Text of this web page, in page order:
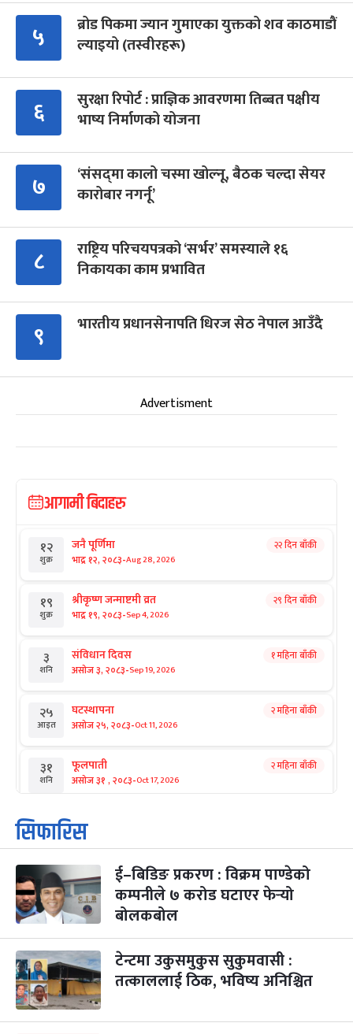
५
ब्रोड पिकमा ज्यान गुमाएका युक्तको शव काठमाडौं
ल्याइयो (तस्वीरहरू)
६
सुरक्षा रिपोर्ट : प्राज्ञिक आवरणमा तिब्बत पक्षीय
भाष्य निर्माणको योजना
७
‘संसद्‍मा कालो चस्मा खोल्नू, बैठक चल्दा सेयर
कारोबार नगर्नू’
८
राष्ट्रिय परिचयपत्रको ‘सर्भर’ समस्याले १६
निकायका काम प्रभावित
९ भारतीय प्रधानसेनापति धिरज सेठ नेपाल आउँदै
Advertisment
आगामी बिदाहरु
१२
शुक्र
जनै पूर्णिमा
भाद्र १२, २०८३-Aug 28, 2026
२२ दिन बाँकी
१९
शुक्र
श्रीकृष्ण जन्माष्टमी व्रत
भाद्र १९, २०८३-Sep 4, 2026
२९ दिन बाँकी
३
शनि
संविधान दिवस
असोज ३, २०८३-Sep 19, 2026
१ महिना बाँकी
२५
आइत
घटस्थापना
असोज २५, २०८३-Oct 11, 2026
२ महिना बाँकी
३१
शनि
फूलपाती
असोज ३१ , २०८३-Oct 17, 2026
२ महिना बाँकी
१
आइत
कार्तिक सङ्क्रान्ति
कार्तिक १, २०८३
३
मंगल
महानवमी
कार्तिक ३, २०८३-Oct 20, 2026
२ महिना बाँकी
४
५
बिहि
पापा‌ङ्कुशा एकादशी व्रत
कार्तिक ५, २०८३
२ महिना बाँकी
सिफारिस
ई–बिडिङ प्रकरण : विक्रम पाण्डेको
कम्पनीले ७ करोड घटाएर फेर्‍यो
बोलकबोल
टेन्टमा उकुसमुकुस सुकुमवासी :
तत्काललाई ठिक, भविष्य अनिश्चित